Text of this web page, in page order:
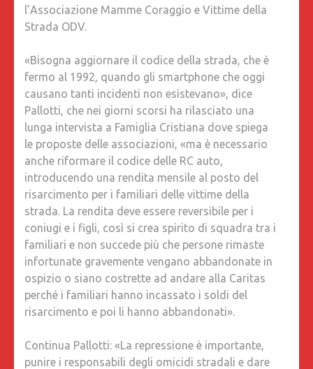
l’Associazione Mamme Coraggio e Vittime della
Strada ODV.
«Bisogna aggiornare il codice della strada, che è
fermo al 1992, quando gli smartphone che oggi
causano tanti incidenti non esistevano», dice
Pallotti, che nei giorni scorsi ha rilasciato una
lunga intervista a Famiglia Cristiana dove spiega
le proposte delle associazioni, «ma è necessario
anche riformare il codice delle RC auto,
introducendo una rendita mensile al posto del
risarcimento per i familiari delle vittime della
strada. La rendita deve essere reversibile per i
coniugi e i figli, così si crea spirito di squadra tra i
familiari e non succede più che persone rimaste
infortunate gravemente vengano abbandonate in
ospizio o siano costrette ad andare alla Caritas
perché i familiari hanno incassato i soldi del
risarcimento e poi li hanno abbandonati».
Continua Pallotti: «La repressione è importante,
punire i responsabili degli omicidi stradali e dare